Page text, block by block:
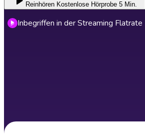
Reinhören Kostenlose Hörprobe 5 Min.
Inbegriffen in der Streaming Flatrate